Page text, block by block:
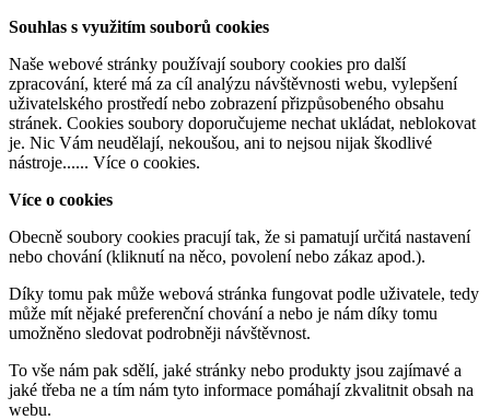
Souhlas s využitím souborů cookies
Naše webové stránky používají soubory cookies pro další
zpracování, které má za cíl analýzu návštěvnosti webu, vylepšení
uživatelského prostředí nebo zobrazení přizpůsobeného obsahu
stránek. Cookies soubory doporučujeme nechat ukládat, neblokovat
je. Nic Vám neudělají, nekoušou, ani to nejsou nijak škodlivé
nástroje...... Více o cookies.
Více o cookies
Obecně soubory cookies pracují tak, že si pamatují určitá nastavení
nebo chování (kliknutí na něco, povolení nebo zákaz apod.).
Díky tomu pak může webová stránka fungovat podle uživatele, tedy
může mít nějaké preferenční chování a nebo je nám díky tomu
umožněno sledovat podrobněji návštěvnost.
To vše nám pak sdělí, jaké stránky nebo produkty jsou zajímavé a
jaké třeba ne a tím nám tyto informace pomáhají zkvalitnit obsah na
webu.